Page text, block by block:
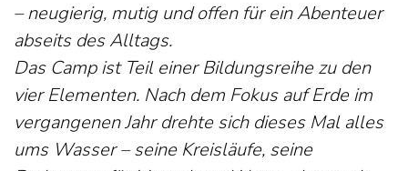
– neugierig, mutig und offen für ein Abenteuer
abseits des Alltags.
Das Camp ist Teil einer Bildungsreihe zu den
vier Elementen. Nach dem Fokus auf Erde im
vergangenen Jahr drehte sich dieses Mal alles
ums Wasser – seine Kreisläufe, seine